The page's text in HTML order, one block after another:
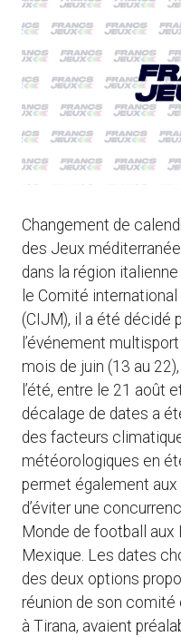
Changement de
des Jeux
dans la région
le Comité
(CIJM), il a été décidé
l’événement
mois de juin (13 au
l’été, entre le 21 août
décalage de dates a
des facteurs
météorologiques en
permet également
d’éviter une
Monde de football aux
Mexique. Les dates
des deux options
réunion de son
à Tirana, avaient